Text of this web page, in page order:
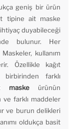
geniş bir ürün
tipine ait maske
duyabileceği
bulunur. Her
kullanım
Özellikle kağıt
farklı
maske ürünün
farklı maddeler
ve burun delikleri
oldukça basit